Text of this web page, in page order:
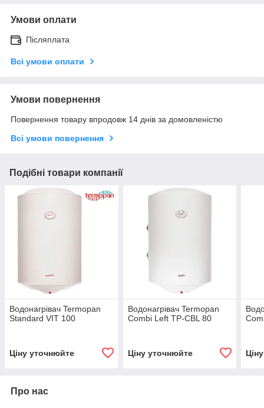
Умови оплати
Післяплата
Всі умови оплати
Умови повернення
Повернення товару впродовж 14 днів за домовленістю
Всі умови повернення
Подібні товари компанії
Водонагрівач Termopan
Standard VIT 100
Ціну уточнюйте
Водонагрівач Termopan
Combi Left TP-CBL 80
Ціну уточнюйте
Про нас